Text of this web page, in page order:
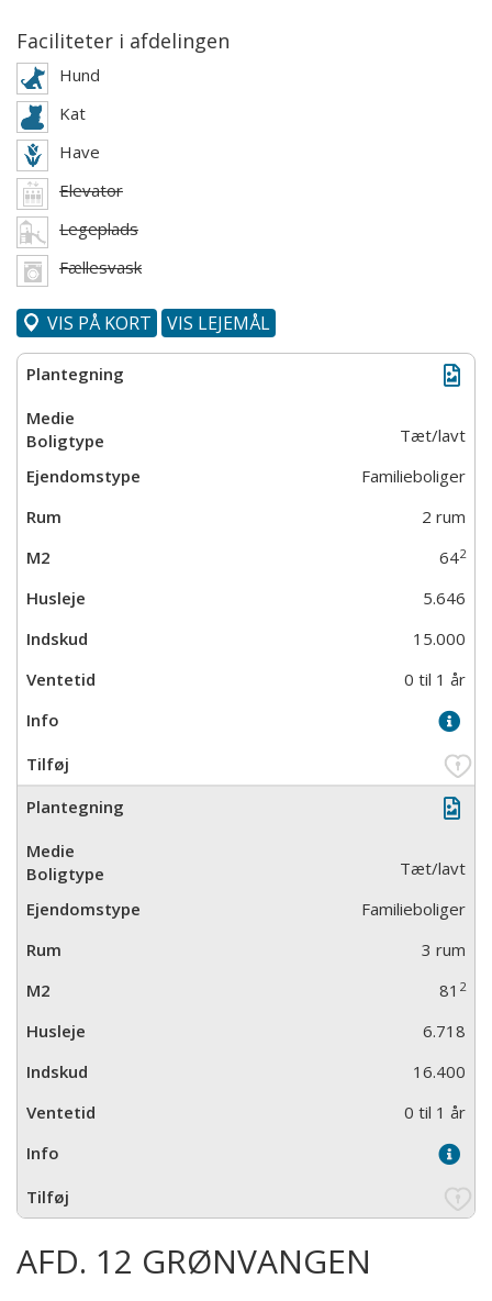
Faciliteter i afdelingen
Hund
Kat
Have
Elevator
Legeplads
Fællesvask
VIS PÅ KORT VIS LEJEMÅL
Tæt/lavt
Familieboliger
2 rum
642
5.646
15.000
0 til 1 år
Tæt/lavt
Familieboliger
3 rum
81 2
6.718
16.400
0 til 1 år
AFD. 12 GRØNVANGEN